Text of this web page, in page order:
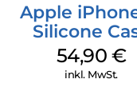
Apple
Silicone
MagSafe
Green
54,90 €
inkl. MwSt.